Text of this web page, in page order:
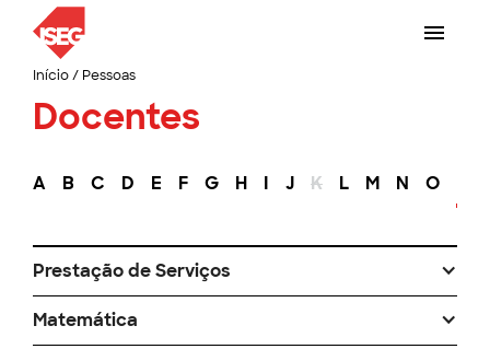
Início/ Pessoas
Docentes
A B C D E F G H I J K L M N O
Prestação de Serviços
Matemática